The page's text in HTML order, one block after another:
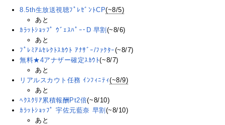
8.5th生放送視聴ﾌﾟﾚｾﾞﾝﾄCP(~8/5)
あと
ｶﾗｯﾄｼｮｯﾌﾟ ｳﾞｪｽﾊﾟｰ･D 早割 (~8/6)
あと
ﾌﾟﾚﾐｱﾑｾﾚｸﾄｽｶｳﾄ ｱﾅｻﾞｰ/ﾌｧｸﾀｰ(~8/7)
無料★4アナザー確定ｽｶｳﾄ(~8/7)
あと
リアルスカウト任務 ｲﾝﾌｨﾆﾃｨ(~8/9)
あと
ﾍｸｽｸﾘｱ累積報酬Pt2倍(~8/10)
ｶﾗｯﾄｼｮｯﾌﾟ 宇佐元藍奈 早割 (~8/10)
あと